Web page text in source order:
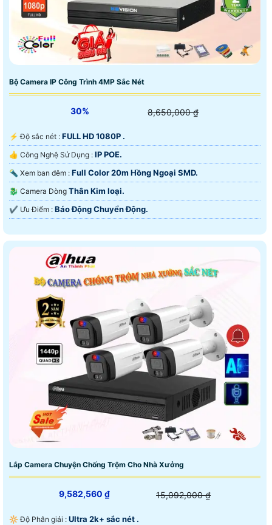
Bộ Camera IP Công Trình 4MP Sắc Nét
30% 8,650,000 ₫
️⚡ Độ sắc nét : FULL HD 1080P .
👍 Công Nghệ Sử Dụng : IP POE.
🔦 Xem ban đêm : Full Color 20m Hồng Ngoại SMD.
🐉️ Camera Dòng Thân Kim loại.
️✔️ Ưu Điểm : Báo Động Chuyển Động.
Lắp Camera Chuyện Chống Trộm Cho Nhà Xưởng
9,582,560 ₫ 15,092,000 ₫
🔆 Độ Phân giải : Ultra 2k+ sắc nét .